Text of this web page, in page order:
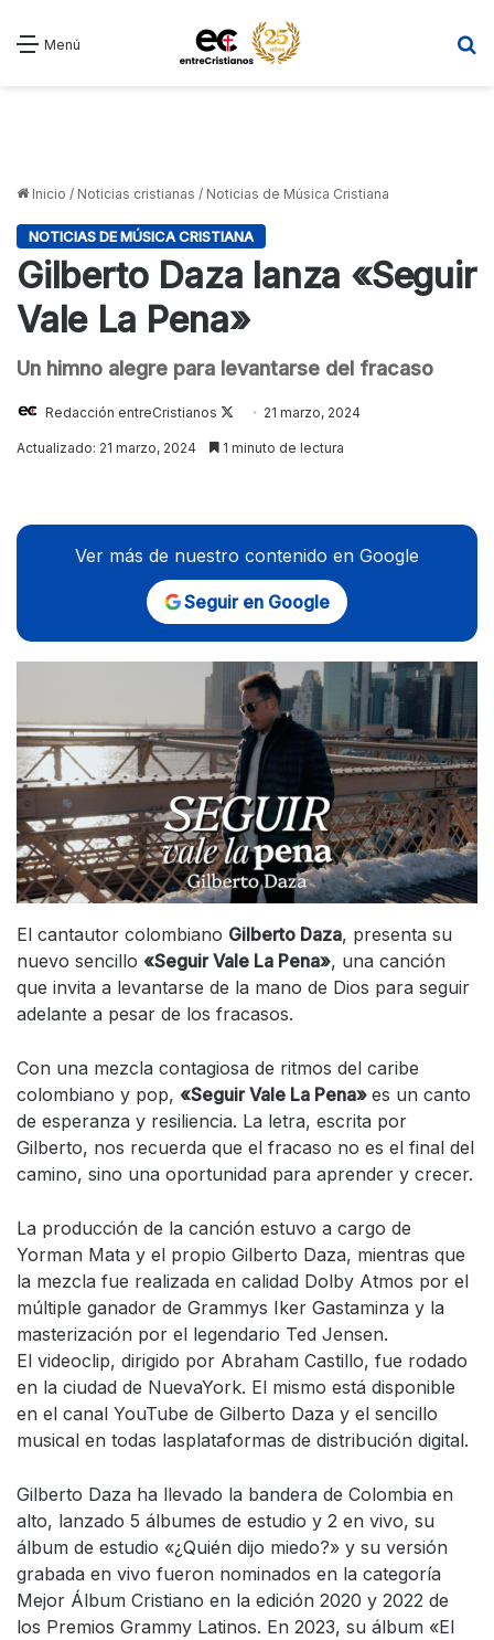
Menú
Inicio / Noticias cristianas / Noticias de Música Cristiana
NOTICIAS DE MÚSICA CRISTIANA
Gilberto Daza lanza «Seguir
Vale La Pena»
Un himno alegre para levantarse del fracaso
Redacción entreCristianos
Follow21 marzo, 2024
Actualizado: 21 marzo, 2024 1 minuto de lectura
Ver más de nuestro contenido en Google
Seguir en Google
El cantautor colombiano Gilberto Daza, presenta su
nuevo sencillo «Seguir Vale La Pena», una canción
que invita a levantarse de la mano de Dios para seguir
adelante a pesar de los fracasos.
Con una mezcla contagiosa de ritmos del caribe
colombiano y pop, «Seguir Vale La Pena» es un canto
de esperanza y resiliencia. La letra, escrita por
Gilberto, nos recuerda que el fracaso no es el final del
camino, sino una oportunidad para aprender y crecer.
La producción de la canción estuvo a cargo de
Yorman Mata y el propio Gilberto Daza, mientras que
la mezcla fue realizada en calidad Dolby Atmos por el
múltiple ganador de Grammys Iker Gastaminza y la
masterización por el legendario Ted Jensen.
El videoclip, dirigido por Abraham Castillo, fue rodado
en la ciudad de NuevaYork. El mismo está disponible
en el canal YouTube de Gilberto Daza y el sencillo
musical en todas lasplataformas de distribución digital.
Gilberto Daza ha llevado la bandera de Colombia en
alto, lanzado 5 álbumes de estudio y 2 en vivo, su
álbum de estudio «¿Quién dijo miedo?» y su versión
grabada en vivo fueron nominados en la categoría
Mejor Álbum Cristiano en la edición 2020 y 2022 de
los Premios Grammy Latinos. En 2023, su álbum «El